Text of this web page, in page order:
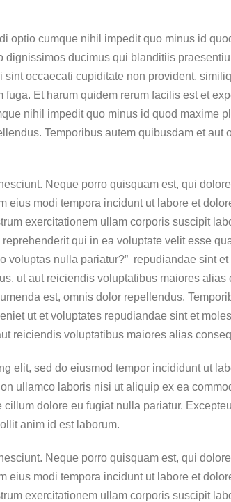
optio cumque nihil impedit quo minus id
dignissimos ducimus qui blanditiis
occaecati cupiditate non provident,
Et harum quidem rerum facilis est et
nihil impedit quo minus id quod maxime
Temporibus autem quibusdam et aut
Neque porro quisquam est, qui
eius modi tempora incidunt ut labore et
exercitationem ullam corporis suscipit
qui in ea voluptate velit esse
voluptas nulla pariatur?” repudiandae sint
ut aut reiciendis voluptatibus maiores
est, omnis dolor repellendus.
ut et voluptates repudiandae sint et
reiciendis voluptatibus maiores alias
elit, sed do eiusmod tempor incididunt ut
ullamco laboris nisi ut aliquip ex ea
dolore eu fugiat nulla pariatur.
anim id est laborum.
Neque porro quisquam est, qui
eius modi tempora incidunt ut labore et
exercitationem ullam corporis suscipit